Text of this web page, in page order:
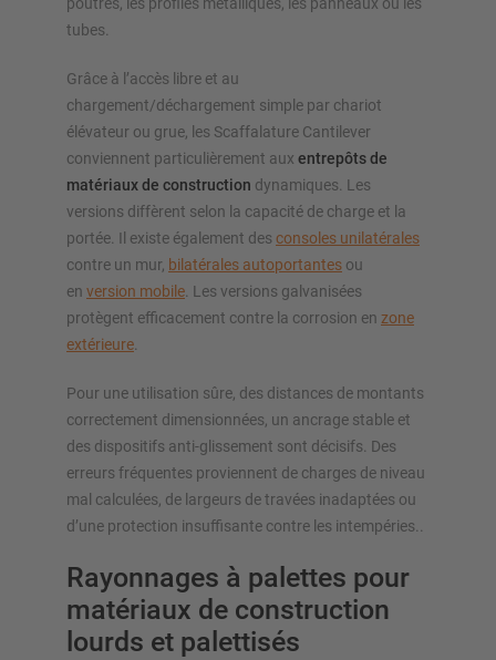
poutres, les profilés métalliques, les panneaux ou les
tubes.
Grâce à l’accès libre et au
chargement/déchargement simple par chariot
élévateur ou grue, les Scaffalature Cantilever
conviennent particulièrement aux entrepôts de
matériaux de construction dynamiques. Les
versions diffèrent selon la capacité de charge et la
portée. Il existe également des consoles unilatérales
contre un mur, bilatérales autoportantes ou
en version mobile. Les versions galvanisées
protègent efficacement contre la corrosion en zone
extérieure.
Pour une utilisation sûre, des distances de montants
correctement dimensionnées, un ancrage stable et
des dispositifs anti-glissement sont décisifs. Des
erreurs fréquentes proviennent de charges de niveau
mal calculées, de largeurs de travées inadaptées ou
d’une protection insuffisante contre les intempéries..
Rayonnages à palettes pour
matériaux de construction
lourds et palettisés